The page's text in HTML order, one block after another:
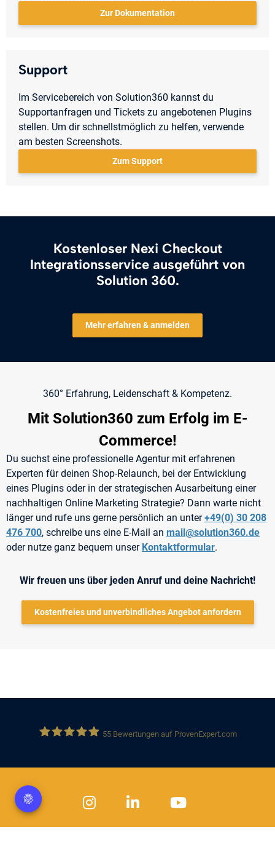
Zur Dokumentation
Support
Im Servicebereich von Solution360 kannst du
Supportanfragen und Tickets zu angebotenen Plugins
stellen. Um dir schnellstmöglich zu helfen, verwende
am besten Screenshots.
Zum Support
Kostenloser Nexi Checkout
Integrationsservice ausgeführt von
Solution 360.
Mehr erfahren & anmelden
360° Erfahrung, Leidenschaft & Kompetenz.
Mit Solution360 zum Erfolg im E-
Commerce!
Du suchst eine professionelle Agentur mit erfahrenen
Experten für deinen Shop-Relaunch, bei der Entwicklung
eines Plugins oder in der strategischen Ausarbeitung einer
nachhaltigen Online Marketing Strategie? Dann warte nicht
länger und rufe uns gerne persönlich an unter+49(0) 30 208
476 700, schreibe uns eine E-Mail an mail@solution360.de
oder nutze ganz bequem unser Kontaktformular.
Wir freuen uns über jeden Anruf und deine Nachricht!
Kostenfreies und unverbindliches Angebot anfordern
Solution 360 GmbH
55Bewertungen auf ProvenExpert.com